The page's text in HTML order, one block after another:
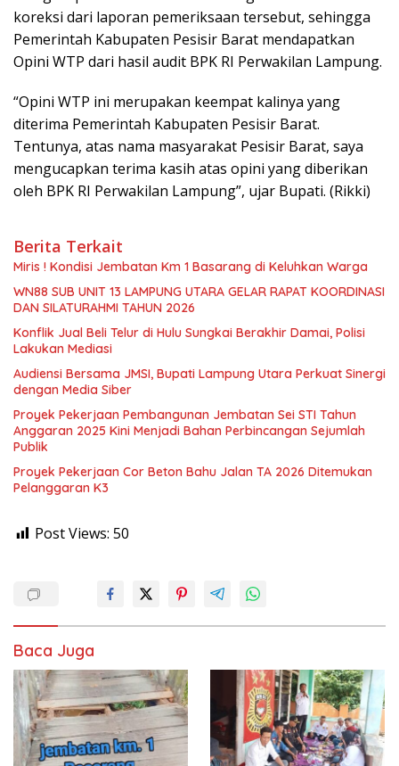
koreksi dari laporan pemeriksaan tersebut, sehingga
Pemerintah Kabupaten Pesisir Barat mendapatkan
Opini WTP dari hasil audit BPK RI Perwakilan Lampung.
“Opini WTP ini merupakan keempat kalinya yang
diterima Pemerintah Kabupaten Pesisir Barat.
Tentunya, atas nama masyarakat Pesisir Barat, saya
mengucapkan terima kasih atas opini yang diberikan
oleh BPK RI Perwakilan Lampung”, ujar Bupati. (Rikki)
Berita Terkait
Miris ! Kondisi Jembatan Km 1 Basarang di Keluhkan Warga
WN88 SUB UNIT 13 LAMPUNG UTARA GELAR RAPAT KOORDINASI
DAN SILATURAHMI TAHUN 2026
Konflik Jual Beli Telur di Hulu Sungkai Berakhir Damai, Polisi
Lakukan Mediasi
Audiensi Bersama JMSI, Bupati Lampung Utara Perkuat Sinergi
dengan Media Siber
Proyek Pekerjaan Pembangunan Jembatan Sei STI Tahun
Anggaran 2025 Kini Menjadi Bahan Perbincangan Sejumlah
Publik
Proyek Pekerjaan Cor Beton Bahu Jalan TA 2026 Ditemukan
Pelanggaran K3
Post Views: 50
Baca Juga